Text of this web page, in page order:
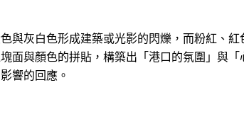
與灰白色形成建築或光影的閃爍，而粉紅、
面與顏色的拼貼，構築出「港口的氛圍」與
響的回應。